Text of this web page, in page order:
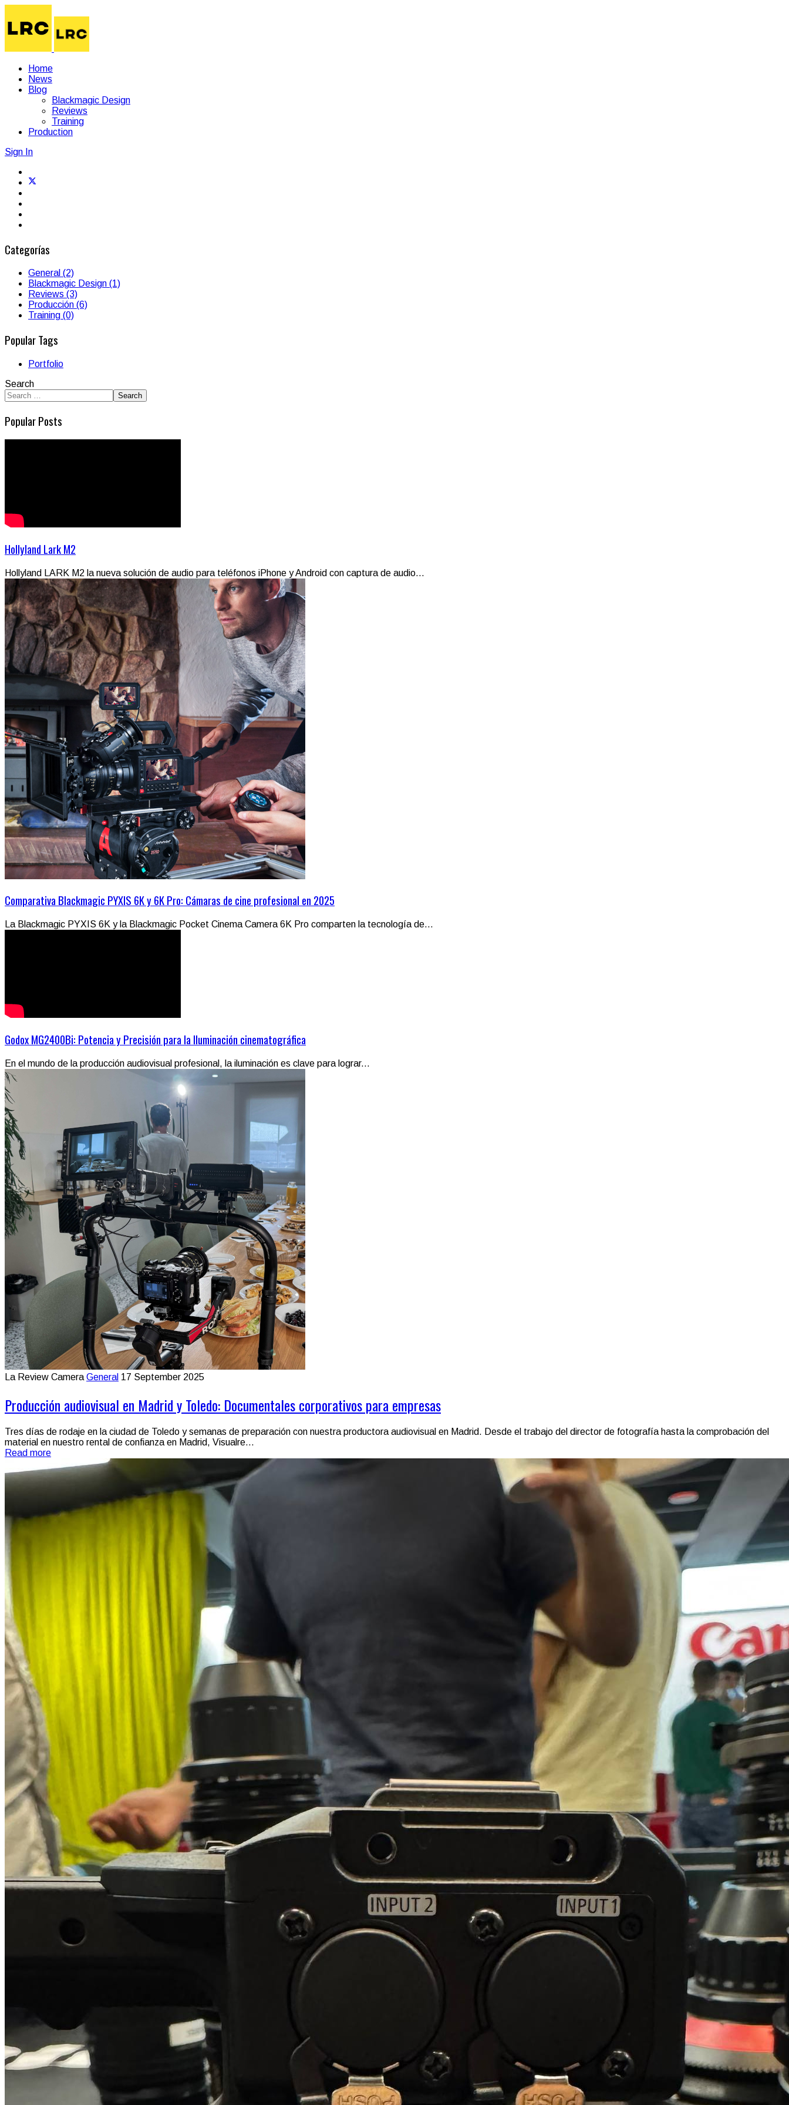
Home
News
Blog
Blackmagic Design
Reviews
Training
Production
Sign In
Categorías
General (2)
Blackmagic Design (1)
Reviews (3)
Producción (6)
Training (0)
Popular Tags
Portfolio
Search
Search
Popular Posts
Hollyland Lark M2
Hollyland LARK M2 la nueva solución de audio para teléfonos iPhone y Android con captura de audio...
Comparativa Blackmagic PYXIS 6K y 6K Pro: Cámaras de cine profesional en 2025
La Blackmagic PYXIS 6K y la Blackmagic Pocket Cinema Camera 6K Pro comparten la tecnología de...
Godox MG2400Bi: Potencia y Precisión para la Iluminación cinematográfica
En el mundo de la producción audiovisual profesional, la iluminación es clave para lograr...
La Review Camera General 17 September 2025
Producción audiovisual en Madrid y Toledo: Documentales corporativos para empresas
Tres días de rodaje en la ciudad de Toledo y semanas de preparación con nuestra productora audiovisual en Madrid. Desde el trabajo del director de fotografía hasta la comprobación del
material en nuestro rental de confianza en Madrid, Visualre...
Read more